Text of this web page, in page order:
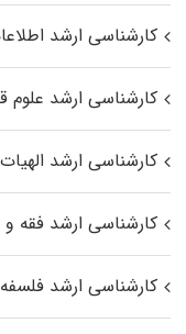
کارشناسی ارشد
کارشناسی ارشد
کارشناسی ارشد
کارشناسی ارشد فقه
کارشناسی ارشد